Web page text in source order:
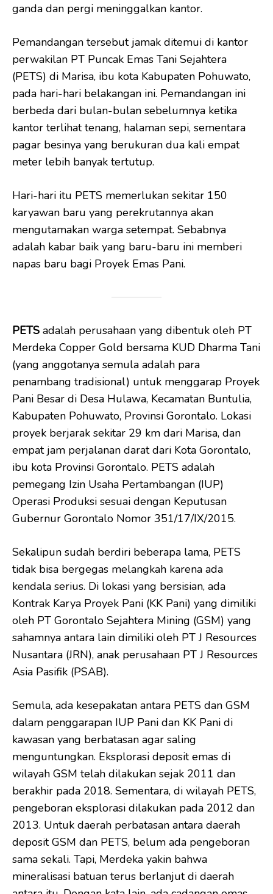
ganda dan pergi meninggalkan kantor.
Pemandangan tersebut jamak ditemui di kantor
perwakilan PT Puncak Emas Tani Sejahtera
(PETS) di Marisa, ibu kota Kabupaten Pohuwato,
pada hari-hari belakangan ini. Pemandangan ini
berbeda dari bulan-bulan sebelumnya ketika
kantor terlihat tenang, halaman sepi, sementara
pagar besinya yang berukuran dua kali empat
meter lebih banyak tertutup.
Hari-hari itu PETS memerlukan sekitar 150
karyawan baru yang perekrutannya akan
mengutamakan warga setempat. Sebabnya
adalah kabar baik yang baru-baru ini memberi
napas baru bagi Proyek Emas Pani.
PETS adalah perusahaan yang dibentuk oleh PT
Merdeka Copper Gold bersama KUD Dharma Tani
(yang anggotanya semula adalah para
penambang tradisional) untuk menggarap Proyek
Pani Besar di Desa Hulawa, Kecamatan Buntulia,
Kabupaten Pohuwato, Provinsi Gorontalo. Lokasi
proyek berjarak sekitar 29 km dari Marisa, dan
empat jam perjalanan darat dari Kota Gorontalo,
ibu kota Provinsi Gorontalo. PETS adalah
pemegang Izin Usaha Pertambangan (IUP)
Operasi Produksi sesuai dengan Keputusan
Gubernur Gorontalo Nomor 351/17/IX/2015.
Sekalipun sudah berdiri beberapa lama, PETS
tidak bisa bergegas melangkah karena ada
kendala serius. Di lokasi yang bersisian, ada
Kontrak Karya Proyek Pani (KK Pani) yang dimiliki
oleh PT Gorontalo Sejahtera Mining (GSM) yang
sahamnya antara lain dimiliki oleh PT J Resources
Nusantara (JRN), anak perusahaan PT J Resources
Asia Pasifik (PSAB).
Semula, ada kesepakatan antara PETS dan GSM
dalam penggarapan IUP Pani dan KK Pani di
kawasan yang berbatasan agar saling
menguntungkan. Eksplorasi deposit emas di
wilayah GSM telah dilakukan sejak 2011 dan
berakhir pada 2018. Sementara, di wilayah PETS,
pengeboran eksplorasi dilakukan pada 2012 dan
2013. Untuk daerah perbatasan antara daerah
deposit GSM dan PETS, belum ada pengeboran
sama sekali. Tapi, Merdeka yakin bahwa
mineralisasi batuan terus berlanjut di daerah